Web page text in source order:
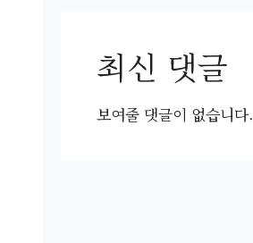
최신 댓글
보여줄 댓글이 없습니다.